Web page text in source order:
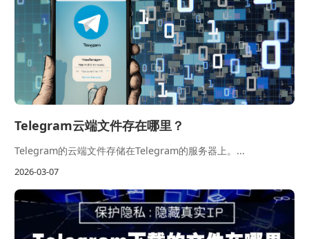
Telegram云端文件存在哪里？
Telegram的云端文件存储在Telegram的服务器上。...
2026-03-07